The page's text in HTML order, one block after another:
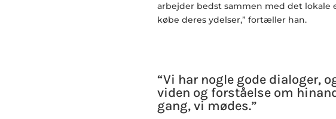
arbejder bedst sammen med det lokale
købe deres ydelser,” fortæller han.
“Vi har nogle gode dialoger,
viden og forståelse om
gang, vi mødes.”